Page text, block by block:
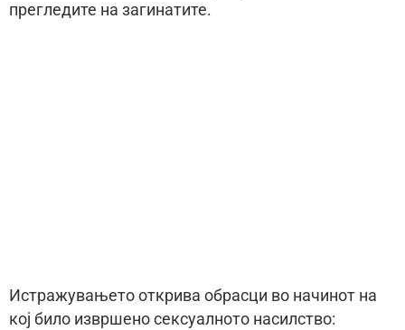
прегледите на загинатите.
Истражувањето открива обрасци во начинот на
кој било извршено сексуалното насилство: